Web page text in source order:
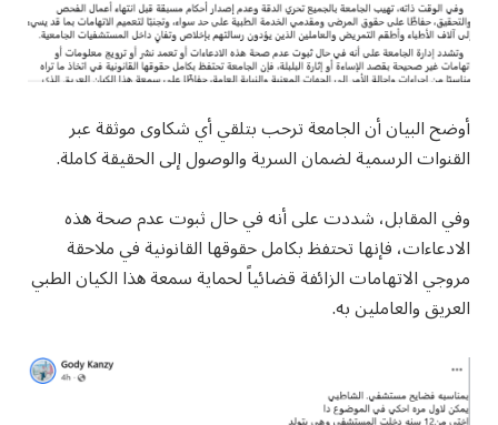
أوضح البيان أن الجامعة ترحب بتلقي أي شكاوى موثقة عبر
القنوات الرسمية لضمان السرية والوصول إلى الحقيقة كاملة.
وفي المقابل، شددت على أنه في حال ثبوت عدم صحة هذه
الادعاءات، فإنها تحتفظ بكامل حقوقها القانونية في ملاحقة
مروجي الاتهامات الزائفة قضائياً لحماية سمعة هذا الكيان الطبي
العريق والعاملين به.